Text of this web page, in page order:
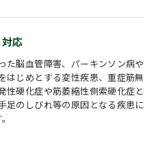
応
た脳血管障害、パーキンソン病や
はじめとする変性疾患、重症筋無
性硬化症や筋萎縮性側索硬化症と
足のしびれ等の原因となる疾患に